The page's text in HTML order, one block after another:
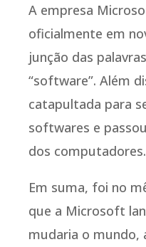
A empresa
oficialmente em
junção das
“software”. Além
catapultada para
softwares e
dos computadores.
Em suma, foi no
que a Microsoft
mudaria o mundo,